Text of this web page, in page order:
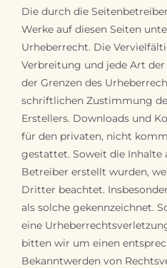
Die durch die
Werke auf diesen Seiten
Urheberrecht. Die
Verbreitung und jede Art
der Grenzen des
schriftlichen Zustimmung
Erstellers. Downloads und
für den privaten, nicht
gestattet. Soweit die Inhalte
Betreiber erstellt wurden,
Dritter beachtet.
als solche gekennzeichnet.
eine
bitten wir um einen
Bekanntwerden von